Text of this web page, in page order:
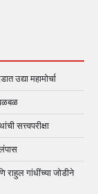
उद्या महामोर्चा
सत्त्वपरीक्षा
राहुल गांधींच्या जोडीने